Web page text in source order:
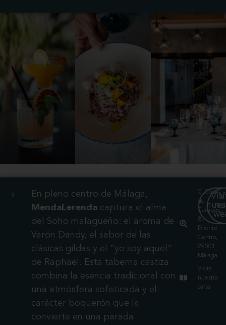
En pleno centro de Málaga,
MendaLerenda captura el alma
del Soho malagueño: el aroma de
Varón Dandy, el sabor de las
clásicas gildas y el “yo soy aquel”
de Raphael. Esta taberna castiza
combina la esencia tradicional con
una atmósfera sofisticada y el
carácter boquerón que la
convierte en una parada
C. Casas
de
Campos,
8,
Distrito
Centro,
29001
Málaga
Visita
nuestra
carta